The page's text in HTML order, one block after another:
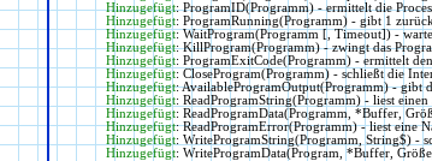
Hinzugefügt: ProgramID(Programm) - ermittelt die
Hinzugefügt: ProgramRunning(Programm) - gibt 1
Hinzugefügt: WaitProgram(Programm [, Timeout]) -
Hinzugefügt: KillProgram(Programm) - zwingt das
Hinzugefügt: ProgramExitCode(Programm) - ermittelt
Hinzugefügt: CloseProgram(Programm) - schließt die
Hinzugefügt: AvailableProgramOutput(Programm) - gibt
Hinzugefügt: ReadProgramString(Programm) - liest
Hinzugefügt: ReadProgramData(Programm, *Buffer,
Hinzugefügt: ReadProgramError(Programm) - liest eine
Hinzugefügt: WriteProgramString(Programm, String$) -
Hinzugefügt: WriteProgramData(Program, *Buffer,